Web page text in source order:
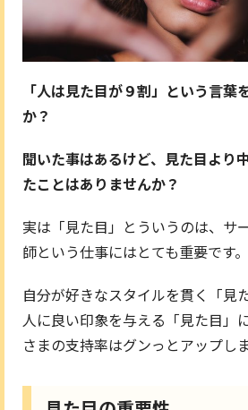
「人は見た目が９割」という言葉
か？
聞いた事はあるけど、見た目より
たことはありませんか？
実は「見た目」とういうのは、サ
師という仕事にはとても重要です。
自分が好きなスタイルを貫く「見
人に良い印象を与える「見た目」
さまの支持率はグンっとアップしま